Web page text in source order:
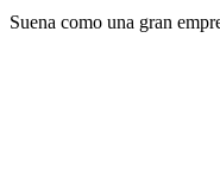
Suena como una gran